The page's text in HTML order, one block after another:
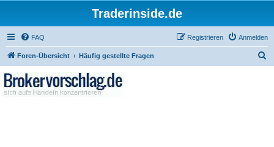
Traderinside.de
FAQ Anmelden
Registrieren
Foren-Übersicht Häufig gestellte Fragen